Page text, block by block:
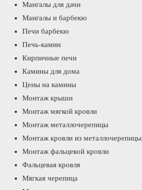
Мангалы для дачи
Мангалы и барбекю
Печи барбекю
Печь-камин
Кирпичные печи
Камины для дома
Цены на камины
Монтаж крыши
Монтаж мягкой кровли
Монтаж металлочерепицы
Монтаж кровли из металлочерепицы
Монтаж фальцевой кровли
Фальцевая кровля
Мягкая черепица